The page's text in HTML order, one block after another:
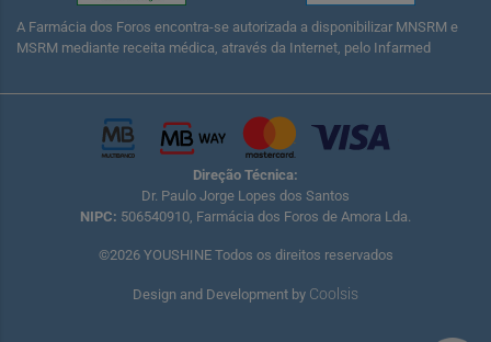
A Farmácia dos Foros encontra-se autorizada a disponibilizar MNSRM e
MSRM mediante receita médica, através da Internet, pelo Infarmed
Direção Técnica:
Dr. Paulo Jorge Lopes dos Santos
NIPC: 506540910, Farmácia dos Foros de Amora Lda.
©2026 YOUSHINE Todos os direitos reservados
Design and Development by Coolsis